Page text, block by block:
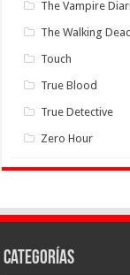
The Vampire
The Walking
Touch
True Blood
True Detective
Zero Hour
Categorías